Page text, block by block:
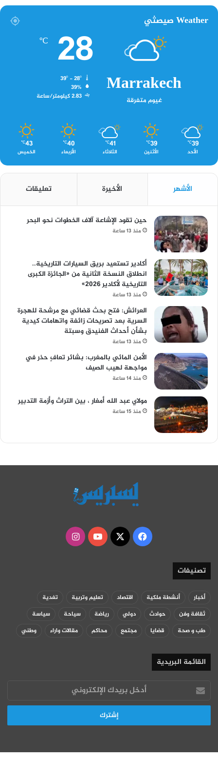
Weather صيصثي
Marrakech
غيوم متفرقة
28
℃
39%
2.83 كيلومتر/ساعة
39
℃
الأحد
39
℃
الأثنين
41
℃
الثلاثاء
40
℃
الأربعاء
43
℃
الخميس
الأشهر الأخيرة تعليقات
حين تقود الإشاعة آلاف الخطوات نحو البحر
منذ 13 ساعة
أكادير تستعيد بريق السيارات التاريخية..
انطلاق النسخة الثانية من «الجائزة الكبرى
التاريخية لأكادير 2026»
منذ 13 ساعة
العرائش: فتح بحث قضائي مع مرشحة للهجرة
السرية بعد تصريحات زائفة واتهامات كيدية
بشأن أحداث الفنيدق وسبتة
منذ 13 ساعة
الأمن المائي بالمغرب: بشائر تعافٍ حذر في
مواجهة لهيب الصيف
منذ 14 ساعة
مولاي عبد الله أمغار ، بين التراث وأزمة التدبير
منذ 15 ساعة
فيسبوك
‫X
‫YouTubeانستقرام
تصنيفات
أخبار أنشطة ملكية اقتصاد تعليم وتربية
تغدية
ثقافة وفن
حوادث دولي رياضة سياحة
سياسة
طب و صحة
قضايا مجتمع محاكم مقالات واراء وطني
القائمة البريدية
أدخل
بريدك
الإلكتروني